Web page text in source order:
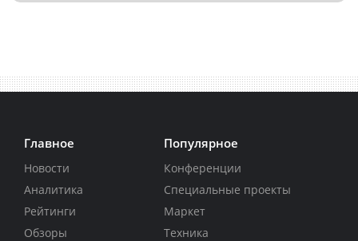
Главное
Новости
Аналитика
Рейтинги
Обзоры
Популярное
Конференции
Специальные проекты
Маркет
Техника